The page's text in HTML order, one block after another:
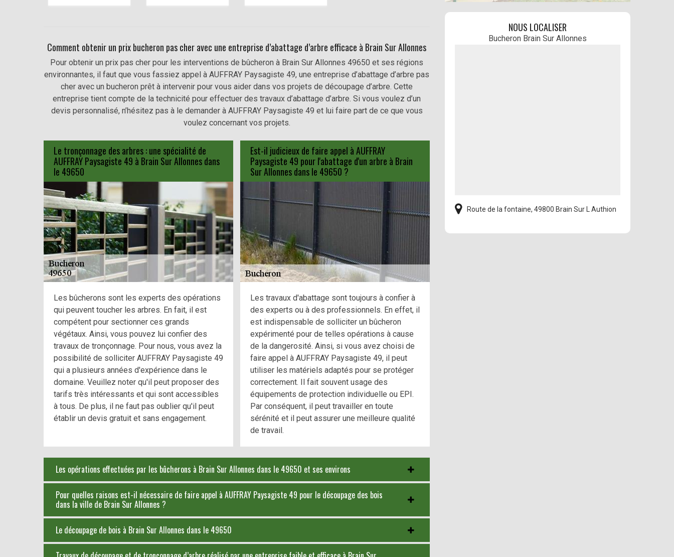
Comment obtenir un prix bucheron pas cher avec une entreprise d’abattage d’arbre efficace à Brain Sur Allonnes
Pour obtenir un prix pas cher pour les interventions de bûcheron à Brain Sur Allonnes 49650 et ses régions
environnantes, il faut que vous fassiez appel à AUFFRAY Paysagiste 49, une entreprise d’abattage d’arbre pas
cher avec un bucheron prêt à intervenir pour vous aider dans vos projets de découpage d’arbre. Cette
entreprise tient compte de la technicité pour effectuer des travaux d’abattage d’arbre. Si vous voulez d’un
devis personnalisé, n’hésitez pas à le demander à AUFFRAY Paysagiste 49 et lui faire part de ce que vous
voulez concernant vos projets.
Le tronçonnage des arbres : une spécialité de
AUFFRAY Paysagiste 49 à Brain Sur Allonnes dans
le 49650
Les bûcherons sont les experts des opérations
qui peuvent toucher les arbres. En fait, il est
compétent pour sectionner ces grands
végétaux. Ainsi, vous pouvez lui confier des
travaux de tronçonnage. Pour nous, vous avez la
possibilité de solliciter AUFFRAY Paysagiste 49
qui a plusieurs années d'expérience dans le
domaine. Veuillez noter qu'il peut proposer des
tarifs très intéressants et qui sont accessibles
à tous. De plus, il ne faut pas oublier qu'il peut
établir un devis gratuit et sans engagement.
Est-il judicieux de faire appel à AUFFRAY
Paysagiste 49 pour l'abattage d'un arbre à Brain
Sur Allonnes dans le 49650 ?
Les travaux d'abattage sont toujours à confier à
des experts ou à des professionnels. En effet, il
est indispensable de solliciter un bûcheron
expérimenté pour de telles opérations à cause
de la dangerosité. Ainsi, si vous avez choisi de
faire appel à AUFFRAY Paysagiste 49, il peut
utiliser les matériels adaptés pour se protéger
correctement. Il fait souvent usage des
équipements de protection individuelle ou EPI.
Par conséquent, il peut travailler en toute
sérénité et il peut assurer une meilleure qualité
de travail.
Les opérations effectuées par les bûcherons à Brain Sur Allonnes dans le 49650 et ses environs
Pour quelles raisons est-il nécessaire de faire appel à AUFFRAY Paysagiste 49 pour le découpage des bois
dans la ville de Brain Sur Allonnes ?
Le découpage de bois à Brain Sur Allonnes dans le 49650
NOUS LOCALISER
Bucheron Brain Sur Allonnes
Route de la fontaine, 49800 Brain Sur L Authion